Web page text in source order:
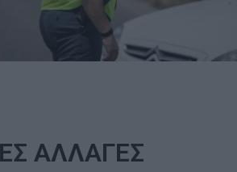
ΑΛΛΑΓΕΣ